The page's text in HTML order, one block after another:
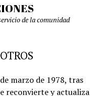
de la comunidad
marzo de 1978, tras
reconvierte y actualiza